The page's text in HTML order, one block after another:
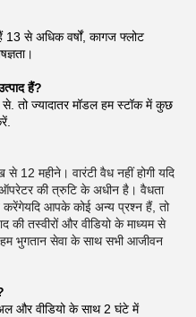
13 से अधिक वर्षों, कागज फ्लोट
हैं?
से. तो ज्यादातर मॉडल हम स्टॉक में कुछ
से 12 महीने। वारंटी वैध नहीं होगी यदि
की त्रुटि के अधीन है। वैधता
करेंगेयदि आपके कोई अन्य प्रश्न हैं, तो
तस्वीरों और वीडियो के माध्यम से
भुगतान सेवा के साथ सभी आजीवन
और वीडियो के साथ 2 घंटे में